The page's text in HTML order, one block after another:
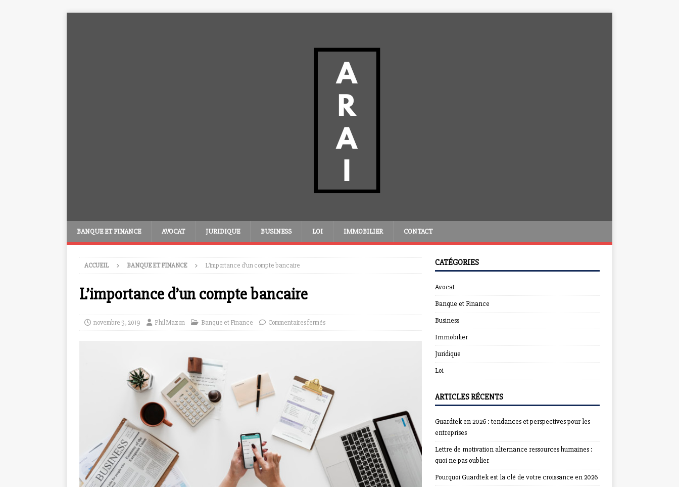
BANQUE ET FINANCE AVOCAT JURIDIQUE BUSINESS LOI IMMOBILIER CONTACT
ACCUEIL BANQUE ET FINANCE L’importance d’un compte bancaire
L’importance d’un compte bancaire
novembre 5, 2019 Phil Mazon Banque et Finance Commentaires fermés
CATÉGORIES
Avocat
Banque et Finance
Business
Immobilier
Juridique
Loi
ARTICLES RÉCENTS
Guardtek en 2026 : tendances et perspectives pour les
entreprises
Lettre de motivation alternance ressources humaines :
quoi ne pas oublier
Pourquoi Guardtek est la clé de votre croissance en 2026